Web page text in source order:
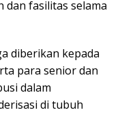
fasilitas selama
diberikan kepada
para senior dan
dalam
di tubuh